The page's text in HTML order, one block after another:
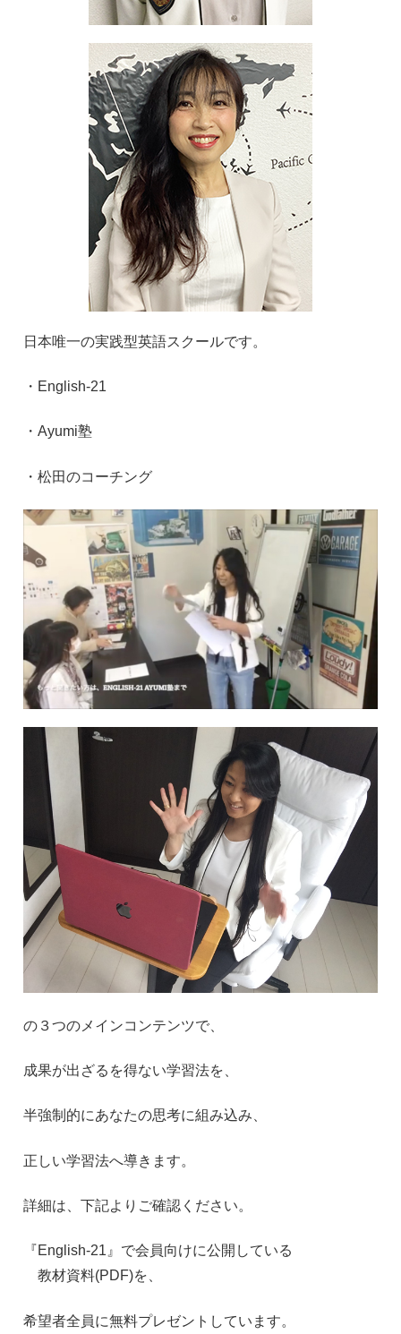
日本唯一の実践型英語スクールです。
・ English-21
・ Ayumi塾
・松田のコーチング
の３つのメインコンテンツで、
成果が出ざるを得ない学習法を、
半強制的にあなたの思考に組み込み、
正しい学習法へ導きます。
詳細は、下記よりご確認ください。
『 English-21』で会員向けに公開している
教材資料(PDF)を、
希望者全員に無料プレゼントしています。